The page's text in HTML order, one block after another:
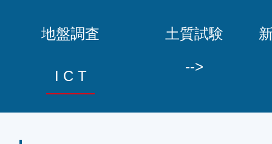
地盤調査 土質試験
I C T
-->